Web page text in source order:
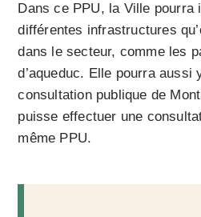
Dans ce PPU, la Ville pourra
différentes infrastructures
dans le secteur, comme les
d’aqueduc. Elle pourra aussi
consultation publique de
puisse effectuer une
même PPU.